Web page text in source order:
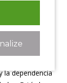
en
sistema de
por la
la dependencia